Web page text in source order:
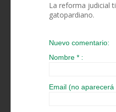
La reforma judicial
gatopardiano.
Nuevo comentario:
Nombre * :
Email (no